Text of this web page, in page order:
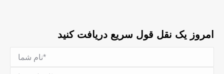
امروز یک نقل قول سریع دریافت کنید